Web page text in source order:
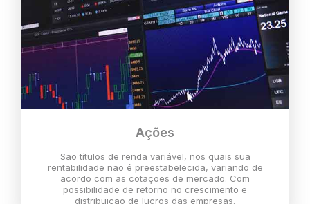
Ações
São títulos de renda variável, nos quais sua
rentabilidade não é preestabelecida, variando de
acordo com as cotações de mercado. Com
possibilidade de retorno no crescimento e
distribuição de lucros das empresas.